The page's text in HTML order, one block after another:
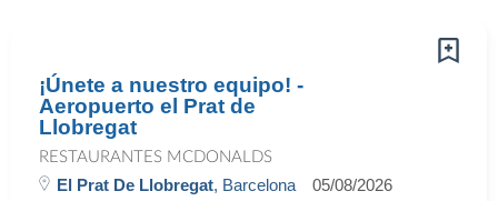
¡Únete a nuestro equipo! -
Aeropuerto el Prat de
Llobregat
RESTAURANTES MCDONALDS
El Prat De Llobregat, Barcelona 05/08/2026